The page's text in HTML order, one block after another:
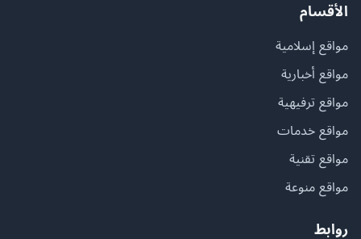
الأقسام
مواقع إسلامية
مواقع أخبارية
مواقع ترفيهية
مواقع خدمات
مواقع تقنية
مواقع منوعة
روابط